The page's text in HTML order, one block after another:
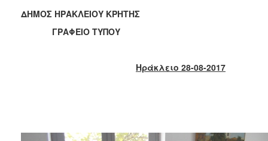
2012
ΔΗΜΟΣ ΗΡΑΚΛΕΙΟΥ ΚΡΗΤΗΣ
ΓΡΑΦΕΙΟ ΤΥΠΟΥ
Ηράκλειο 28-08-2017